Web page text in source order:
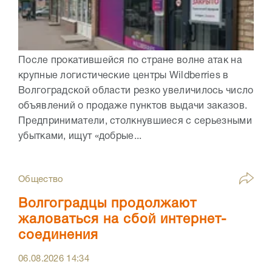
После прокатившейся по стране волне атак на
крупные логистические центры Wildberries в
Волгоградской области резко увеличилось число
объявлений о продаже пунктов выдачи заказов.
Предприниматели, столкнувшиеся с серьезными
убытками, ищут «добрые...
Общество
Волгоградцы продолжают
жаловаться на сбой интернет-
соединения
06.08.2026 14:34